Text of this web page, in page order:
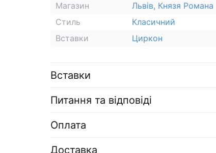
Магазин
Львів, Князя Романа
Стиль
Класичний
Вставки
Циркон
Вставки
Питання та відповіді
Оплата
Доставка